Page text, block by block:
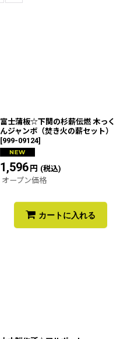
富士蒲板☆下関の杉薪伝燃 木っく
んジャンボ（焚き火の薪セット）
[999-09124]
1,596円 (税込)
オープン価格
カートに入れる